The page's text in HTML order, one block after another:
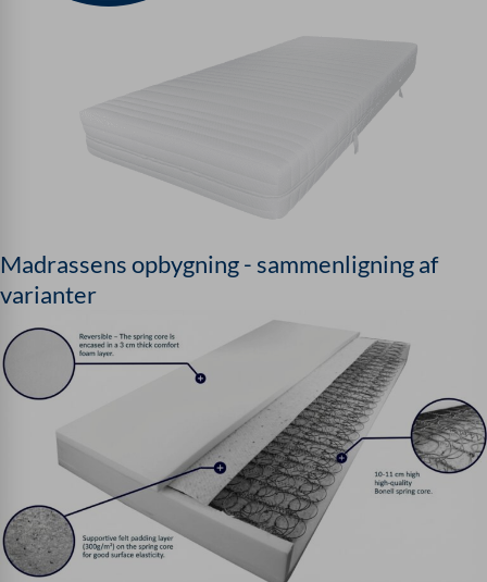
Madrassens opbygning - sammenligning af
varianter